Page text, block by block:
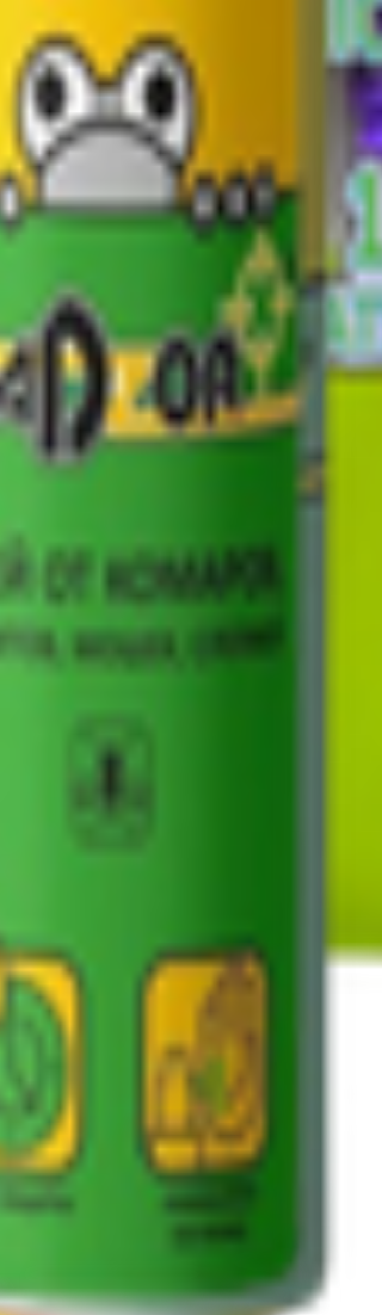
касторовое масло, ланолин,
бензилсалицилат, CL19140, CL42090.
территория владение «Bera-B»,
Гомельским облисполкомом